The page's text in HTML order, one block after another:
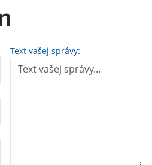
Text vašej správy: